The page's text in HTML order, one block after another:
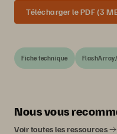
Télécharger le PDF (3
Fiche technique
Nous vous
Voir toutes les ressources